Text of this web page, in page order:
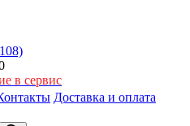
в сервис
Доставка и оплата